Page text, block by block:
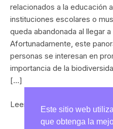
relacionados a la educación
instituciones escolares o
queda abandonada al llegar
Afortunadamente, este
personas se interesan en
importancia de la
[…]
Leer más »
Este sitio web
que obtenga la